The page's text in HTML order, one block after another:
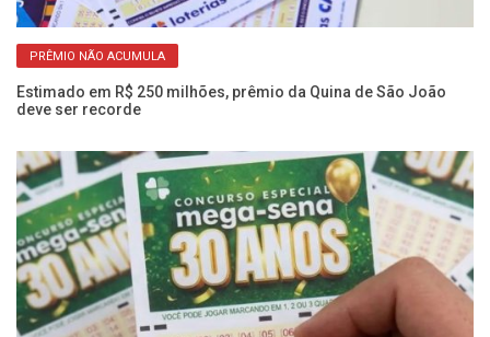
PRÊMIO NÃO ACUMULA
Estimado em R$ 250 milhões, prêmio da Quina de São João
deve ser recorde